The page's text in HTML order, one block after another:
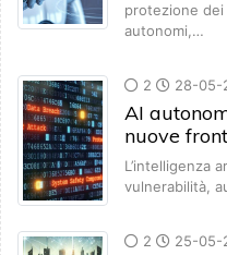
protezione
autonomi,…
2 28-05-
AI
nuove
L’intelligenza
vulnerabilità,
2 25-05-